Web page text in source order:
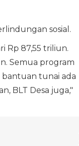
sosial.
Rp 87,55 triliun.
Semua program
bantuan tunai ada
BLT Desa juga,"